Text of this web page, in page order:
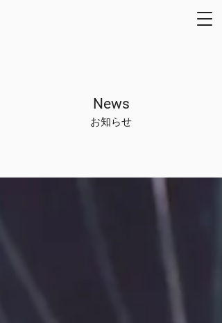
News
お知らせ